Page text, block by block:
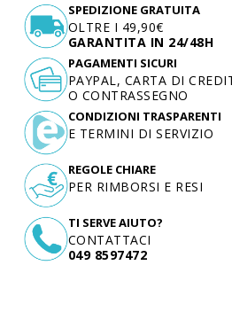
SPEDIZIONE GRATUITA
OLTRE I 49,90€
GARANTITA IN 24/48H
TI SERVE AIUTO?
CONTATTACI
049 8597472
PAGAMENTI SICURI
PAYPAL, CARTA DI
O CONTRASSEGNO
CONDIZIONI TRASPARENTI
E TERMINI DI SERVIZIO
REGOLE CHIARE
PER RIMBORSI E RESI